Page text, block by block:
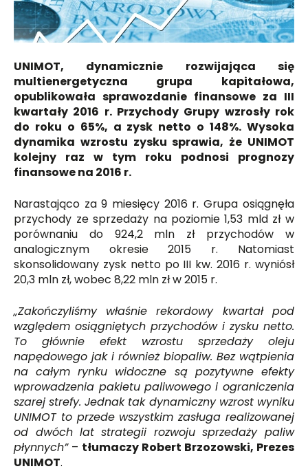
UNIMOT, dynamicznie rozwijająca się
multienergetyczna grupa kapitałowa,
opublikowała sprawozdanie finansowe za III
kwartały 2016 r. Przychody Grupy wzrosły rok
do roku o 65%, a zysk netto o 148%. Wysoka
dynamika wzrostu zysku sprawia, że UNIMOT
kolejny raz w tym roku podnosi prognozy
finansowe na 2016 r.
Narastająco za 9 miesięcy 2016 r. Grupa osiągnęła
przychody ze sprzedaży na poziomie 1,53 mld zł w
porównaniu do 924,2 mln zł przychodów w
analogicznym okresie 2015 r. Natomiast
skonsolidowany zysk netto po III kw. 2016 r. wyniósł
20,3 mln zł, wobec 8,22 mln zł w 2015 r.
„Zakończyliśmy właśnie rekordowy kwartał pod
względem osiągniętych przychodów i zysku netto.
To głównie efekt wzrostu sprzedaży oleju
napędowego jak i również biopaliw. Bez wątpienia
na całym rynku widoczne są pozytywne efekty
wprowadzenia pakietu paliwowego i ograniczenia
szarej strefy. Jednak tak dynamiczny wzrost wyniku
UNIMOT to przede wszystkim zasługa realizowanej
od dwóch lat strategii rozwoju sprzedaży paliw
płynnych”– tłumaczy Robert Brzozowski, Prezes
UNIMOT.